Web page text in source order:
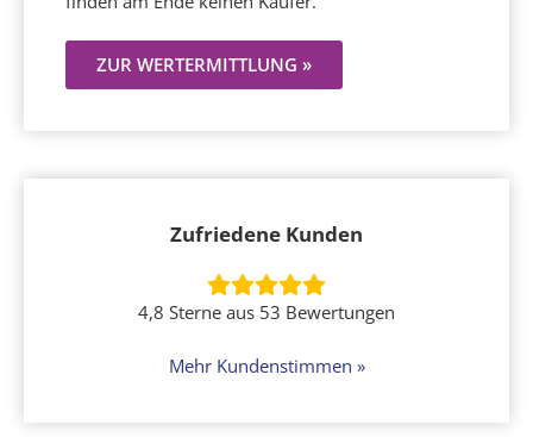
ZUR WERTERMITTLUNG »
Zufriedene Kunden
4,8 Sterne aus 53 Bewertungen
Mehr Kundenstimmen »